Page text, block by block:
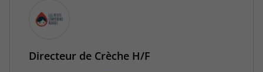
Directeur de Crèche H/F